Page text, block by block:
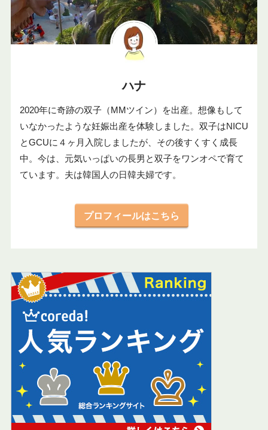
ハナ
2020年に奇跡の双子（MMツイン）を出産。想像もして
いなかったような妊娠出産を体験しました。双子はNICU
とGCUに４ヶ月入院しましたが、その後すくすく成長
中。今は、元気いっぱいの長男と双子をワンオペで育て
ています。夫は韓国人の日韓夫婦です。
プロフィールはこちら